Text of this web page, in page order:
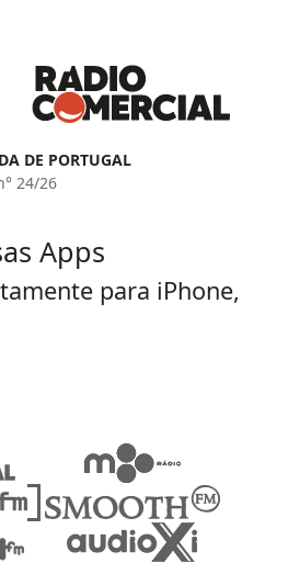
DE PORTUGAL
24/26
Apps
para iPhone,